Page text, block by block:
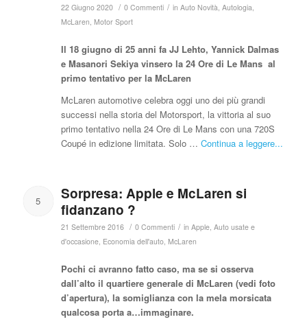
22 Giugno 2020 / 0 Commenti / in Auto Novità Autologia
McLaren Motor Sport
Il 18 giugno di 25 anni fa JJ Lehto, Yannick Dalmas
e Masanori Sekiya vinsero la 24 Ore di Le Mans al
primo tentativo per la McLaren
McLaren automotive celebra oggi uno dei più grandi
successi nella storia del Motorsport, la vittoria al suo
primo tentativo nella 24 Ore di Le Mans con una 720S
Coupé in edizione limitata. Solo … Continua a leggere...
5
Sorpresa: Apple e McLaren si
fidanzano ?
21 Settembre 2016 / 0 Commenti / in Apple, Auto usate e
d'occasione, Economia dell'auto, McLaren
Pochi ci avranno fatto caso, ma se si osserva
dall’alto il quartiere generale di McLaren (vedi foto
d’apertura), la somiglianza con la mela morsicata
qualcosa porta a…immaginare.